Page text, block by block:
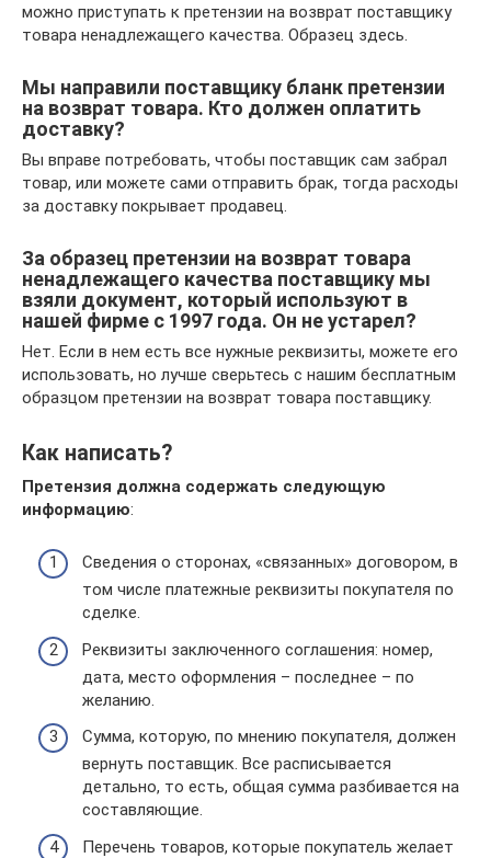
можно приступать к претензии на возврат поставщику
товара ненадлежащего качества. Образец здесь.
Мы направили поставщику бланк претензии
на возврат товара. Кто должен оплатить
доставку?
Вы вправе потребовать, чтобы поставщик сам забрал
товар, или можете сами отправить брак, тогда расходы
за доставку покрывает продавец.
За образец претензии на возврат товара
ненадлежащего качества поставщику мы
взяли документ, который используют в
нашей фирме с 1997 года. Он не устарел?
Нет. Если в нем есть все нужные реквизиты, можете его
использовать, но лучше сверьтесь с нашим бесплатным
образцом претензии на возврат товара поставщику.
Как написать?
Претензия должна содержать следующую
информацию:
Сведения о сторонах, «связанных» договором, в
том числе платежные реквизиты покупателя по
сделке.
Реквизиты заключенного соглашения: номер,
дата, место оформления – последнее – по
желанию.
Сумма, которую, по мнению покупателя, должен
вернуть поставщик. Все расписывается
детально, то есть, общая сумма разбивается на
составляющие.
Перечень товаров, которые покупатель желает